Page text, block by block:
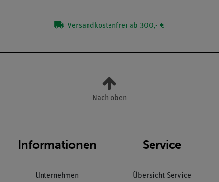
Versandkostenfrei ab 300,- €
Nach oben
Informationen
Unternehmen
Service
Übersicht Service